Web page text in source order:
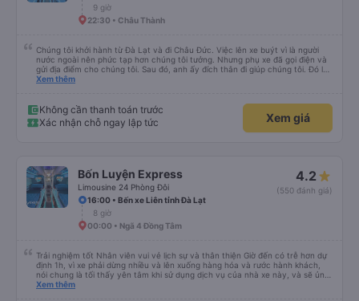
9 giờ
22:30 • Châu Thành
Chúng tôi khởi hành từ Đà Lạt và đi Châu Đức. Việc lên xe buýt vì là người
nước ngoài nên phức tạp hơn chúng tôi tưởng. Nhưng phụ xe đã gọi điện và
gửi địa điểm cho chúng tôi. Sau đó, anh ấy đích thân đi giúp chúng tôi. Đó là
lần đầu tiên đi xe giường nằm với hai đứa trẻ nhỏ khá thú vị. Chúng tôi không
điểm dừng, họ đánh thức chúng tôi dậy và đảm bảo chúng tôi đã sẵn sàng.
Nhìn chung, đó là một trải nghiệm tốt. Mỗi giường đều có gối và chăn, và đủ
chỗ cho 1 người lớn và 1 trẻ em nằm thoải mái.
Xem thêm
Không cần thanh toán trước
Xác nhận chỗ ngay lập tức
Xem giá
Bốn Luyện Express
Limousine 24 Phòng Đôi
4.2
(550 đánh giá)
16:00 • Bến xe Liên tỉnh Đà Lạt
8 giờ
00:00 • Ngã 4 Đồng Tâm
Trải nghiệm tốt Nhân viên vui vẻ lịch sự và thân thiện Giờ đến có trễ hơn dự
định 1h, vì xe phải dừng nhiều và lên xuống hàng hóa và rước hành khách,
nói chung là tối thấy yên tâm khi sử dụng dịch vụ của nhà xe này, và sẽ ủng
hộ và giới thiệu cho người thân sử dụng dịch vụ của nhà xe này
Xem thêm